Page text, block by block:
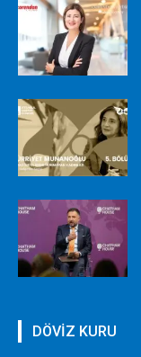
DÖVİZ KURU